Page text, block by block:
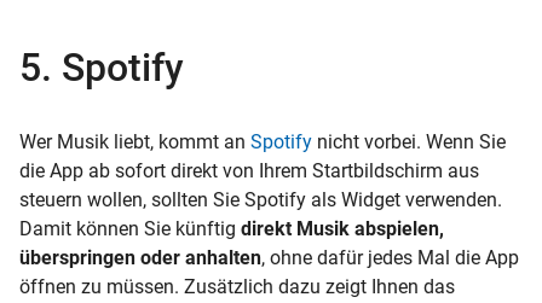
5. Spotify
Wer Musik liebt, kommt an Spotify nicht vorbei. Wenn Sie
die App ab sofort direkt von Ihrem Startbildschirm aus
steuern wollen, sollten Sie Spotify als Widget verwenden.
Damit können Sie künftig direkt Musik abspielen,
überspringen oder anhalten, ohne dafür jedes Mal die App
öffnen zu müssen. Zusätzlich dazu zeigt Ihnen das